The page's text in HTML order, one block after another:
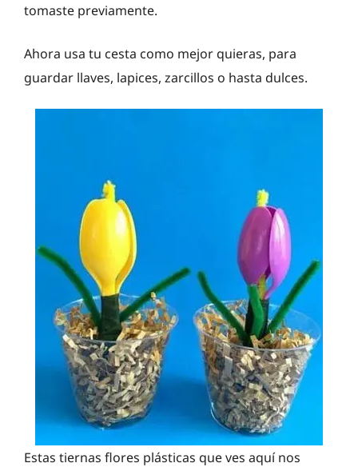
tomaste previamente.
Ahora usa tu cesta como mejor quieras, para
guardar llaves, lapices, zarcillos o hasta dulces.
Estas tiernas flores plásticas que ves aquí nos